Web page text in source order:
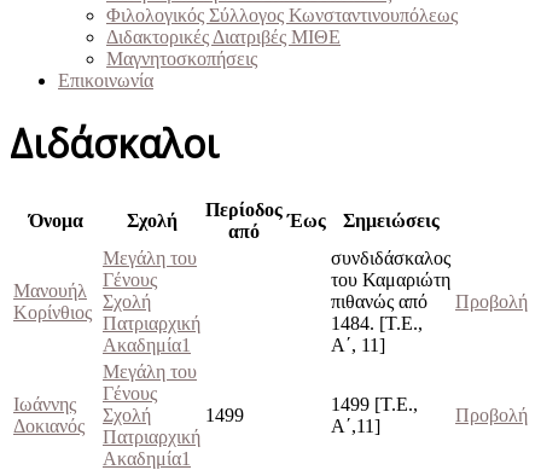
Φιλολογικός Σύλλογος Κωνσταντινουπόλεως
Διδακτορικές Διατριβές ΜΙΘΕ
Μαγνητοσκοπήσεις
Επικοινωνία
Διδάσκαλοι
Όνομα Σχολή
Περίοδος
από
Έως Σημειώσεις
Μανουήλ
Κορίνθιος
Μεγάλη του
Γένους
Σχολή
Πατριαρχική
Ακαδημία1
συνδιδάσκαλος
του Καμαριώτη
πιθανώς από
1484. [Τ.Ε.,
Α΄, 11]
Προβολή
Ιωάννης
Δοκιανός
Μεγάλη του
Γένους
Σχολή
Πατριαρχική
Ακαδημία1
1499
1499 [Τ.Ε.,
Α΄,11]
Προβολή